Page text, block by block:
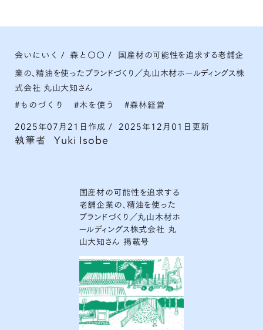
会いにいく / 森と〇〇 / 国産材の可能性を追求する老舗企
業の、精油を使ったブランドづくり／丸山木材ホールディングス株
式会社 丸山大知さん
ものづくり
木を使う
森林経営
2025年07月21日作成 / 2025年12月01日更新
執筆者 Yuki Isobe
国産材の可能性を追求する
老舗企業の、精油を使った
ブランドづくり／丸山木材ホ
ールディングス株式会社 丸
山大知さん 掲載号